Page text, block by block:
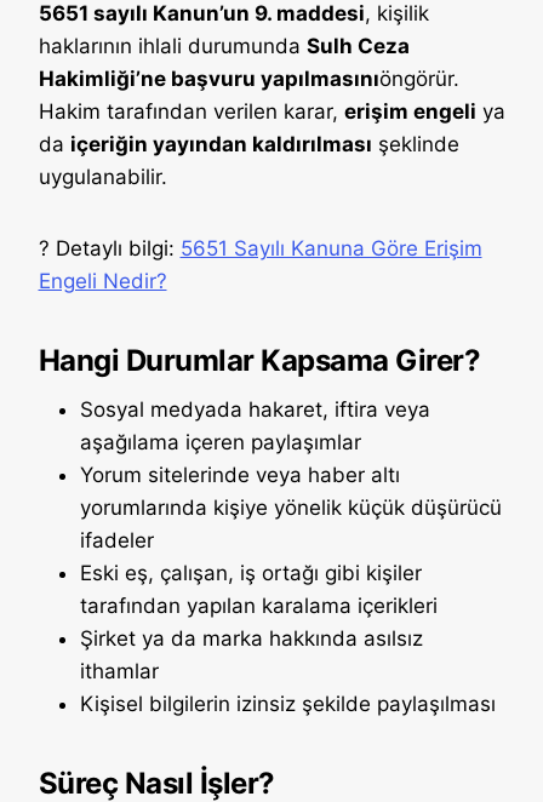
5651 sayılı Kanun’un 9. maddesi, kişilik
haklarının ihlali durumunda Sulh Ceza
Hakimliği’ne başvuru yapılmasınıöngörür.
Hakim tarafından verilen karar, erişim engeli ya
da içeriğin yayından kaldırılması şeklinde
uygulanabilir.
? Detaylı bilgi: 5651 Sayılı Kanuna Göre Erişim
Engeli Nedir?
Hangi Durumlar Kapsama Girer?
Sosyal medyada hakaret, iftira veya
aşağılama içeren paylaşımlar
Yorum sitelerinde veya haber altı
yorumlarında kişiye yönelik küçük düşürücü
ifadeler
Eski eş, çalışan, iş ortağı gibi kişiler
tarafından yapılan karalama içerikleri
Şirket ya da marka hakkında asılsız
ithamlar
Kişisel bilgilerin izinsiz şekilde paylaşılması
Süreç Nasıl İşler?